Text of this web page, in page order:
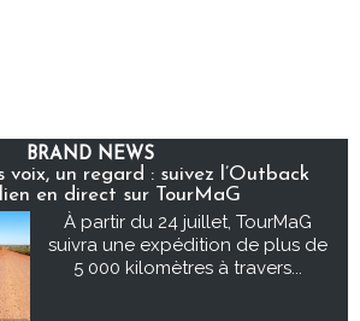
BRAND NEWS
voix, un regard : suivez l’Outback
en direct sur TourMaG
À partir du 24 juillet, TourMaG
suivra une expédition de plus de
5 000 kilomètres à travers...